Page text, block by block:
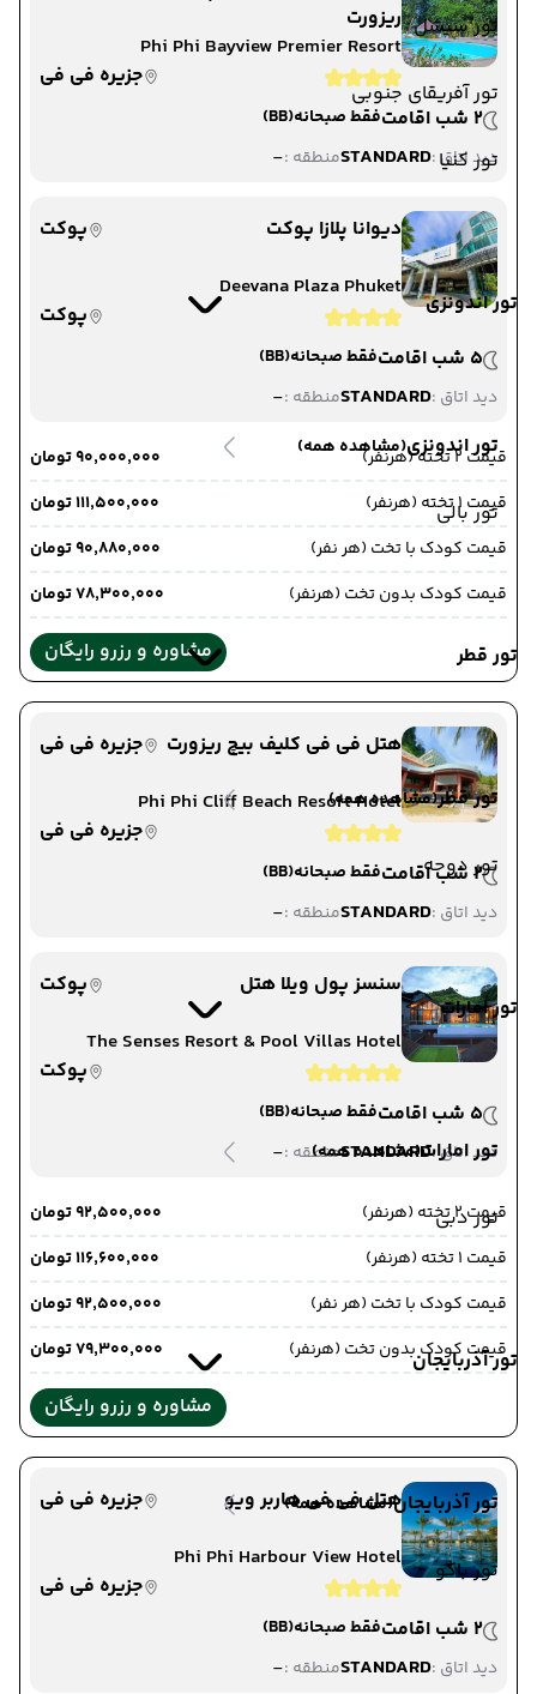
تور سیشل
تور آفریقای جنوبی
تور کنیا
تور اندونزی
تور اندونزی(مشاهده همه)
تور بالی
تور قطر
تور قطر(مشاهده همه)
تور دوحه
تور امارات
تور امارات(مشاهده همه)
تور دبی
تور آذربایجان
تور آذربایجان(مشاهده همه)
تور باکو
ریزورت
Phi Phi Bayview Premier Resort
جزیره فی فی
2 شب اقامت
فقط صبحانه(BB)
دید اتاق :STANDARDمنطقه :-
دیوانا پلازا پوکت
پوکت
Deevana Plaza Phuket
پوکت
5 شب اقامت
فقط صبحانه(BB)
دید اتاق :STANDARDمنطقه :-
قیمت 2 تخته (هرنفر)
۹۰٬۰۰۰٬۰۰۰ تومان
قیمت 1 تخته (هرنفر)
۱۱۱٬۵۰۰٬۰۰۰ تومان
قیمت کودک با تخت (هر نفر)
۹۰٬۸۸۰٬۰۰۰ تومان
قیمت کودک بدون تخت (هرنفر)
۷۸٬۳۰۰٬۰۰۰ تومان
مشاوره و رزرو رایگان
هتل فی فی کلیف بیچ ریزورت
جزیره فی فی
Phi Phi Cliff Beach Resort Hotel
جزیره فی فی
2 شب اقامت
فقط صبحانه(BB)
دید اتاق :STANDARDمنطقه :-
سنسز پول ویلا هتل
پوکت
The Senses Resort & Pool Villas Hotel
پوکت
5 شب اقامت
فقط صبحانه(BB)
دید اتاق :STANDARDمنطقه :-
قیمت 2 تخته (هرنفر)
۹۲٬۵۰۰٬۰۰۰ تومان
قیمت 1 تخته (هرنفر)
۱۱۶٬۶۰۰٬۰۰۰ تومان
قیمت کودک با تخت (هر نفر)
۹۲٬۵۰۰٬۰۰۰ تومان
قیمت کودک بدون تخت (هرنفر)
۷۹٬۳۰۰٬۰۰۰ تومان
مشاوره و رزرو رایگان
هتل فی فی هاربر ویو
جزیره فی فی
Phi Phi Harbour View Hotel
جزیره فی فی
2 شب اقامت
فقط صبحانه(BB)
دید اتاق :STANDARDمنطقه :-